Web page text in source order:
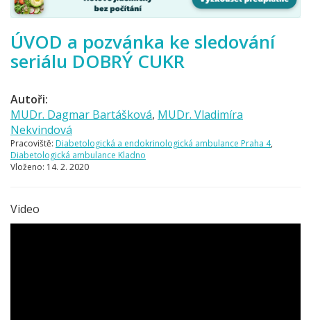
ÚVOD a pozvánka ke sledování
seriálu DOBRÝ CUKR
Autoři:
MUDr. Dagmar Bartášková, MUDr. Vladimíra
Nekvindová
Pracoviště: Diabetologická a endokrinologická ambulance Praha 4,
Diabetologická ambulance Kladno
Vloženo: 14. 2. 2020
Video